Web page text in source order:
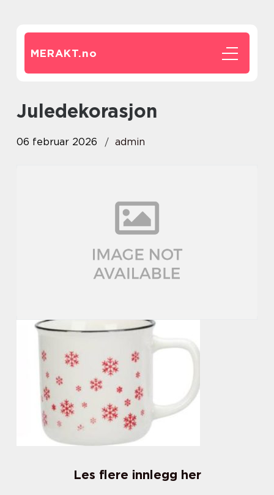
MERAKT.no
juledekorasjon
06 februar 2026 admin
Les flere innlegg her